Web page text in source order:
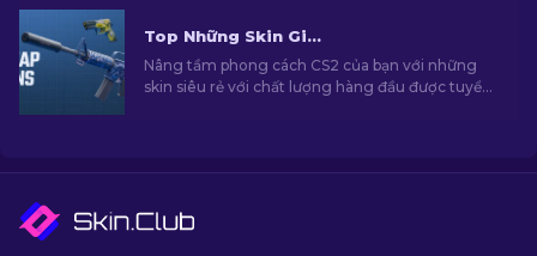
Top Những Skin Giá Rẻ Hàng Đầu Trong CS2 [2026]
Nâng tầm phong cách CS2 của bạn với những
skin siêu rẻ với chất lượng hàng đầu được tuyển